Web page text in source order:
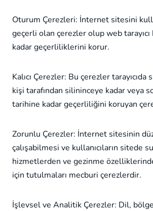
Oturum Çerezleri: İnternet sitesini
geçerli olan çerezler olup web tarayıcı
kadar geçerliliklerini korur.
Kalıcı Çerezler: Bu çerezler
kişi tarafından silininceye kadar veya
tarihine kadar geçerliliğini koruyan
Zorunlu Çerezler: İnternet sitesinin
çalışabilmesi ve kullanıcıların sitede
hizmetlerden ve gezinme
için tutulmaları mecburi çerezlerdir.
İşlevsel ve Analitik Çerezler: Dil,